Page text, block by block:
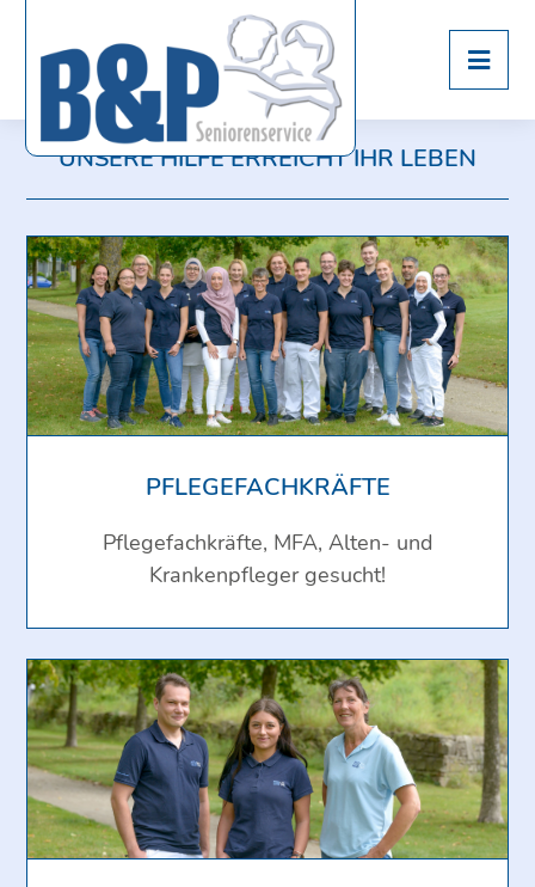
UNSERE HILFE ERREICHT IHR LEBEN
PFLEGEFACHKRÄFTE
Pflegefachkräfte, MFA, Alten- und
Krankenpfleger gesucht!